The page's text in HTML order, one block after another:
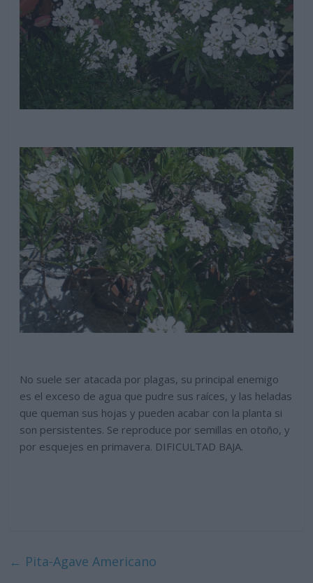
No suele ser atacada por plagas, su principal enemigo
es el exceso de agua que pudre sus raíces, y las heladas
que queman sus hojas y pueden acabar con la planta si
son persistentes. Se reproduce por semillas en otoño, y
por esquejes en primavera. DIFICULTAD BAJA.
← Pita-Agave Americano